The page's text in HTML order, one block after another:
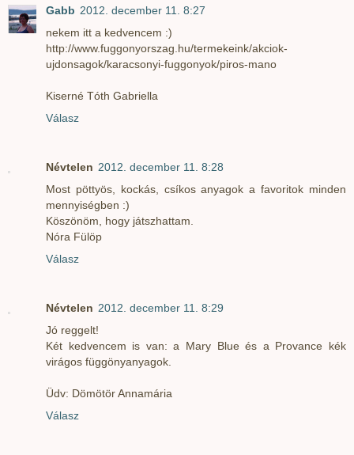
Gabb 2012. december 11. 8:27
nekem itt a kedvencem :)
http://www.fuggonyorszag.hu/termekeink/akciok-
ujdonsagok/karacsonyi-fuggonyok/piros-mano
Kiserné Tóth Gabriella
Válasz
Névtelen 2012. december 11. 8:28
Most pöttyös, kockás, csíkos anyagok a favoritok minden
mennyiségben :)
Köszönöm, hogy játszhattam.
Nóra Fülöp
Válasz
Névtelen 2012. december 11. 8:29
Jó reggelt!
Két kedvencem is van: a Mary Blue és a Provance kék
virágos függönyanyagok.
Üdv: Dömötör Annamária
Válasz